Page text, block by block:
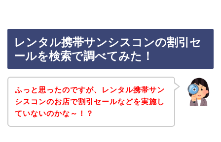
レンタル携帯サンシスコンの割引セ
ールを検索で調べてみた！
ふっと思ったのですが、レンタル携帯サン
シスコンのお店で割引セールなどを実施し
ていないのかな～！？